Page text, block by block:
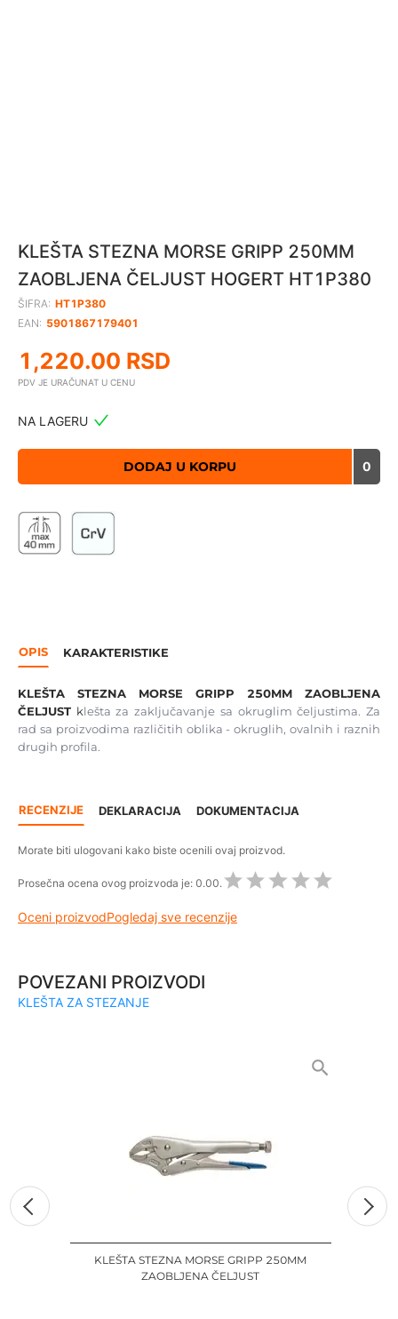
KLEŠTA STEZNA MORSE GRIPP 250MM
ZAOBLJENA ČELJUST HOGERT HT1P380
ŠIFRA: HT1P380
EAN: 5901867179401
1,220.00 RSD
PDV JE URAČUNAT U CENU
NA LAGERU
DODAJ U KORPU 0
OPIS KARAKTERISTIKE
KLEŠTA STEZNA MORSE GRIPP 250MM ZAOBLJENA
ČELJUST klešta za zaključavanje sa okruglim čeljustima. Za
rad sa proizvodima različitih oblika - okruglih, ovalnih i raznih
drugih profila.
RECENZIJE DEKLARACIJA DOKUMENTACIJA
Morate biti ulogovani kako biste ocenili ovaj proizvod.
Prosečna ocena ovog proizvoda je: 0.00.
Oceni proizvodPogledaj sve recenzije
POVEZANI PROIZVODI
KLEŠTA ZA STEZANJE
KLEŠTA STEZNA MORSE GRIPP 250MM
ZAOBLJENA ČELJUST